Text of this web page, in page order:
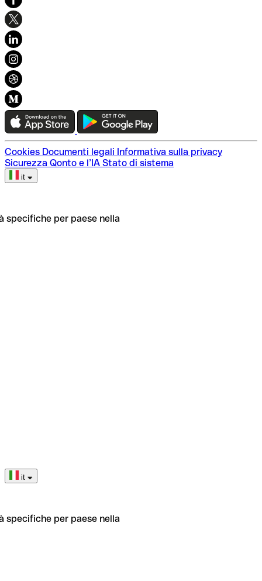
Remunerazione del conto
F24
Metodi di pagamento
PMI & Startup
Integrazioni e partnership
Tariffe
Scadenzario Fiscale
La nostra storia
Glossario finanziario
Sostenibilità e inclusione
Lavora con noi
Codici SWIFT/BIC
Cookies Documenti legali Informativa sulla privacy
Sicurezza Qonto e l’IA Stato di sistema
it
specifiche per paese nella
it
specifiche per paese nella